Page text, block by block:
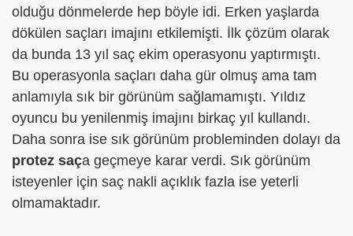
olduğu dönmelerde hep böyle idi. Erken yaşlarda
dökülen saçları imajını etkilemişti. İlk çözüm olarak
da bunda 13 yıl saç ekim operasyonu yaptırmıştı.
Bu operasyonla saçları daha gür olmuş ama tam
anlamıyla sık bir görünüm sağlamamıştı. Yıldız
oyuncu bu yenilenmiş imajını birkaç yıl kullandı.
Daha sonra ise sık görünüm probleminden dolayı da
protez saça geçmeye karar verdi. Sık görünüm
isteyenler için saç nakli açıklık fazla ise yeterli
olmamaktadır.